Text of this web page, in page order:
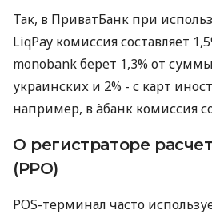
Так, в ПриватБанк при
LiqPay комиссия составляет
monobank берет 1,3% от
украинских и 2% - с карт
например, в àбанк комиссия
О регистраторе
(РРО)
POS-терминал часто